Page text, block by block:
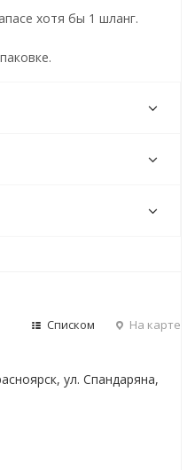
хотя бы 1 шланг.
Списком На карте
ул. Спандаряна,